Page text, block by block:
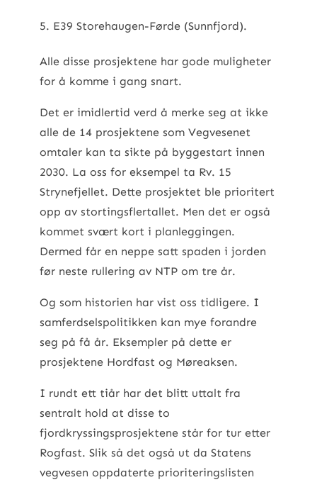
E39 Storehaugen-Førde (Sunnfjord).
Alle disse prosjektene har gode muligheter
for å komme i gang snart.
Det er imidlertid verd å merke seg at ikke
alle de 14 prosjektene som Vegvesenet
omtaler kan ta sikte på byggestart innen
2030. La oss for eksempel ta Rv. 15
Strynefjellet. Dette prosjektet ble prioritert
opp av stortingsflertallet. Men det er også
kommet svært kort i planleggingen.
Dermed får en neppe satt spaden i jorden
før neste rullering av NTP om tre år.
Og som historien har vist oss tidligere. I
samferdselspolitikken kan mye forandre
seg på få år. Eksempler på dette er
prosjektene Hordfast og Møreaksen.
I rundt ett tiår har det blitt uttalt fra
sentralt hold at disse to
fjordkryssingsprosjektene står for tur etter
Rogfast. Slik så det også ut da Statens
vegvesen oppdaterte prioriteringslisten